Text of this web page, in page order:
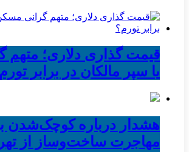
قیمت گذاری دلاری؛
یا سپر مالکان در برابر
هشدار درباره کوچک‌شدن
مهاجرت ساخت‌وساز از